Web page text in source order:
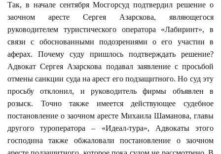
Так, в начале сентября Мосгорсуд подтвердил решение о
заочном аресте Сергея Азарскова, являющегося
руководителем туристического оператора «Лабиринт», в
связи с обоснованными подозрениями о его участии в
аферах. Почему суду пришлось подтверждать решение?
Адвокат Сергея Азарскова подавал заявление с просьбой
отмены санкции суда на арест его подзащитного. Но суд эту
просьбу отклонил, и руководитель фирмы объявлен в
розыск. Точно также имеется действующее судебное
постановление о заочном аресте Михаила Шаманова, главы
другого туроператора – «Идеал-тура», Адвокаты этого
господина также обжаловали постановление о заочном